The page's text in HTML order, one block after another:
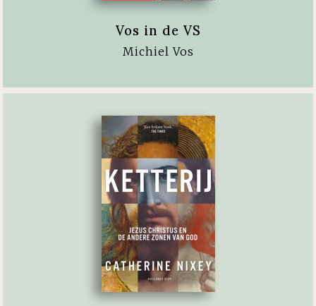
Vos in de VS
Michiel Vos